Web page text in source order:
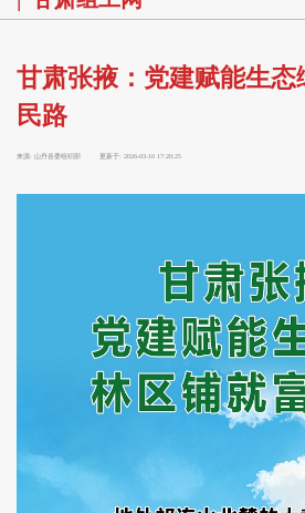
甘肃张掖：党建赋能生态
民路
来源: 山丹县委组织部 更新于: 2026-03-10 17:20:25